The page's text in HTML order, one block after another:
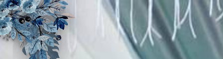
Assalamu'alaikum Wr. Wb
Tanpa mengurangi rasa hormat, kami mengundang
Bapak/Ibu/Saudara/i serta kerabat sekalian untuk menghadiri acara